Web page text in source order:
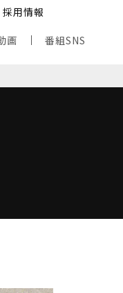
採用情報
画 番組SNS